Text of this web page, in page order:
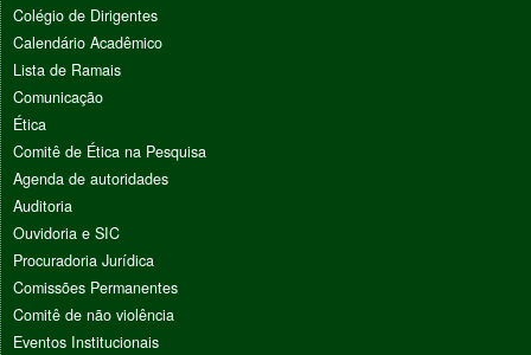
Colégio de Dirigentes
Calendário Acadêmico
Lista de Ramais
Comunicação
Ética
Comitê de Ética na Pesquisa
Agenda de autoridades
Auditoria
Ouvidoria e SIC
Procuradoria Jurídica
Comissões Permanentes
Comitê de não violência
Eventos Institucionais